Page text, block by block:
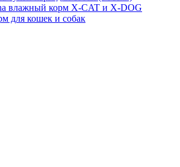
влажный корм X-CAT и X-DOG
для кошек и собак